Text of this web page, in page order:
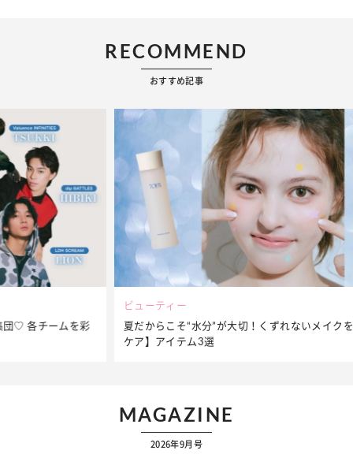
RECOMMEND
おすすめ記事
夏だからこそ“水分”が大切！くずれないメイクをつくる【保湿
MAGAZINE
2026年9月号